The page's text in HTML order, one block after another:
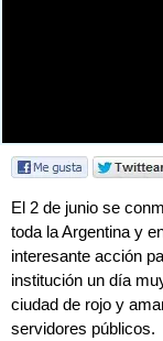
El 2 de junio se
toda la Argentina y
interesante acción
institución un día
ciudad de rojo y
servidores públicos.